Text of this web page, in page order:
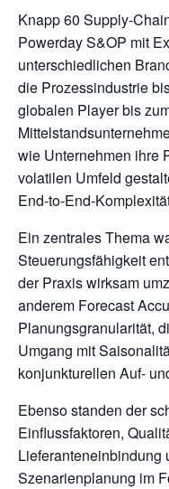
Knapp 60 Supply-
Powerday S&OP mit
unterschiedlichen
die Prozessindustrie
globalen Player bis
wie Unternehmen ihre
volatilen Umfeld
End-to-End-
Ein zentrales Thema
Steuerungsfähigkeit
der Praxis wirksam
anderem Forecast
Planungsgranularität,
Umgang mit
konjunkturellen Auf-
Ebenso standen der
Einflussfaktoren,
Lieferanteneinbindung
Szenarienplanung im